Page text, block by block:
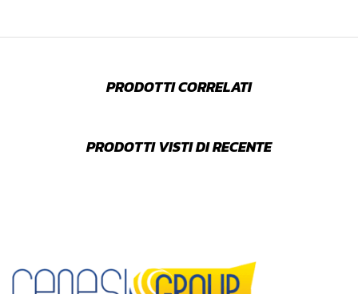
PRODOTTI CORRELATI
PRODOTTI VISTI DI RECENTE